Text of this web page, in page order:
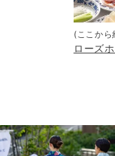
(ここから
ローズ